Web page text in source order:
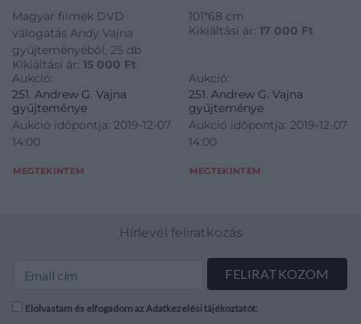
Magyar filmek DVD
válogatás Andy Vajna
gyűjteményéből, 25 db
Kikiáltási ár: 15 000 Ft
Aukció:
251. Andrew G. Vajna
gyűjteménye
Aukció időpontja: 2019-12-07
14:00
MEGTEKINTEM
101*68 cm
Kikiáltási ár: 17 000 Ft
Aukció:
251. Andrew G. Vajna
gyűjteménye
Aukció időpontja: 2019-12-07
14:00
MEGTEKINTEM
Hírlevél feliratkozás
Elolvastam és elfogadom az Adatkezelési tájékoztatót: